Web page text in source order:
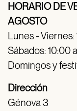
HORARIO DE
AGOSTO
Lunes - Viernes:
Sábados: 10:00
Domingos y
Dirección
Génova 3